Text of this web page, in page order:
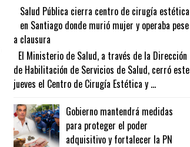
Salud Pública cierra centro de cirugía estética
en Santiago donde murió mujer y operaba pese
a clausura
El Ministerio de Salud, a través de la Dirección
de Habilitación de Servicios de Salud, cerró este
jueves el Centro de Cirugía Estética y ...
Gobierno mantendrá medidas
para proteger el poder
adquisitivo y fortalecer la PN